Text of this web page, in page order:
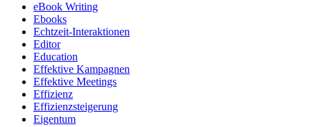
eBook Writing
Ebooks
Echtzeit-Interaktionen
Editor
Education
Effektive Kampagnen
Effektive Meetings
Effizienz
Effizienzsteigerung
Eigentum